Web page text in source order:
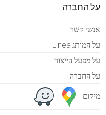
על החברה
אנשי קשר
על המותג Linea
על מפעל הייצור
על החברה
מיקום